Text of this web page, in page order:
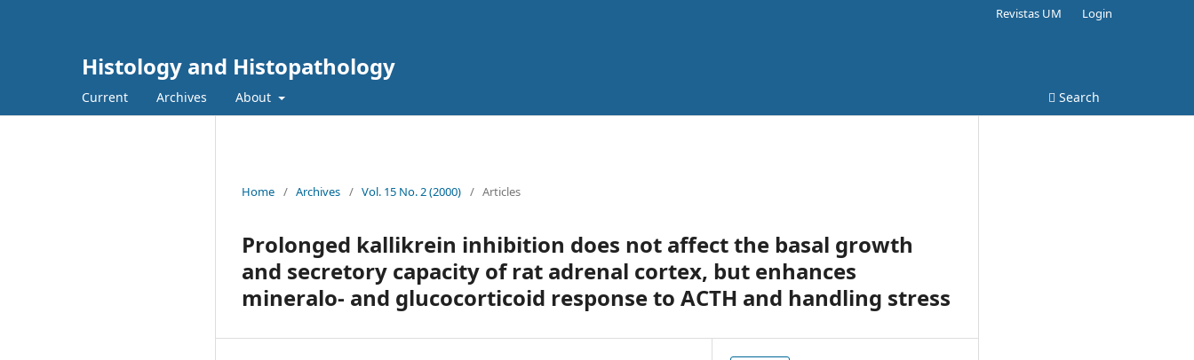
Histology and Histopathology
Current Archives About Search
Revistas UM Login
Home / Archives / Vol. 15 No. 2 (2000) / Articles
Prolonged kallikrein inhibition does not affect the basal growth
and secretory capacity of rat adrenal cortex, but enhances
mineralo- and glucocorticoid response to ACTH and handling stress